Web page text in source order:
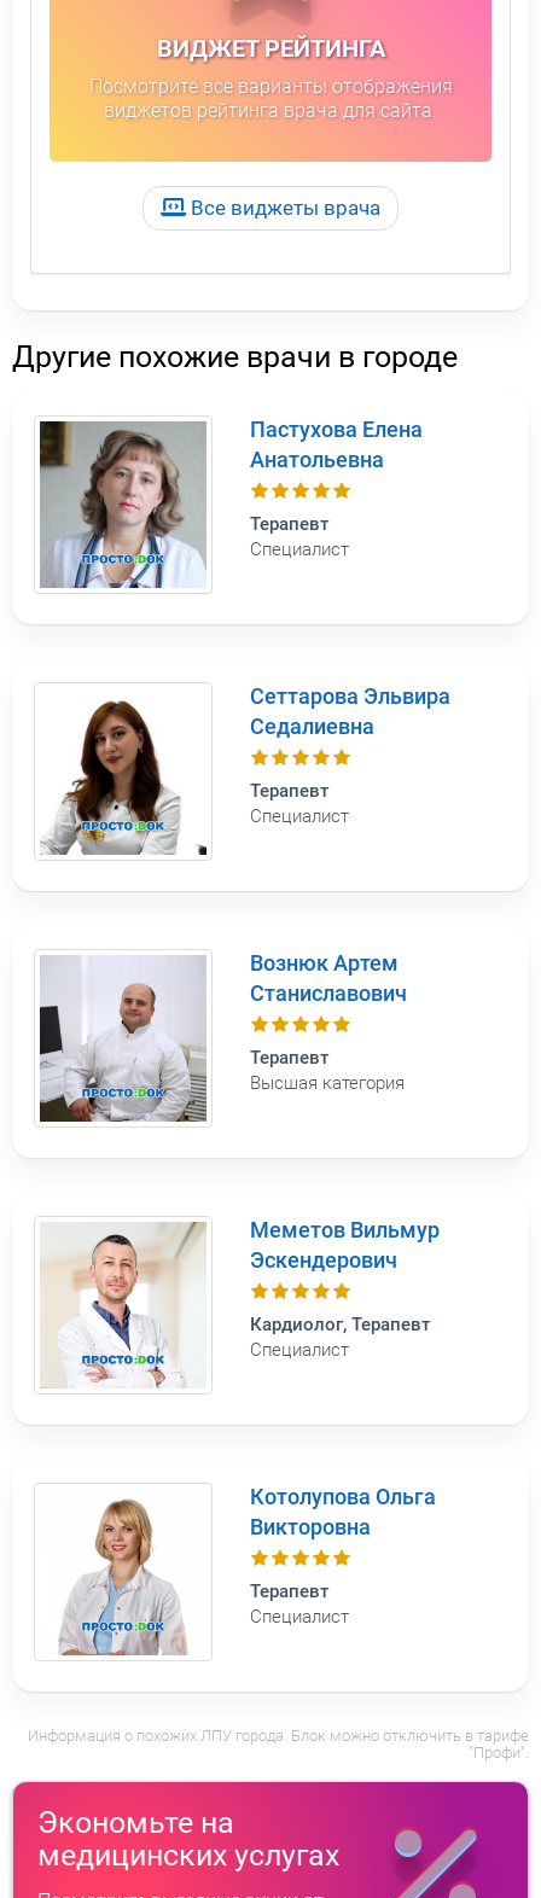
ВИДЖЕТ РЕЙТИНГА
Посмотрите все варианты отображения
виджетов рейтинга врача для сайта.
Все виджеты врача
Другие похожие врачи в городе
Пастухова Елена
Анатольевна
Терапевт
Специалист
Сеттарова Эльвира
Седалиевна
Терапевт
Специалист
Вознюк Артем
Станиславович
Терапевт
Высшая категория
Меметов Вильмур
Эскендерович
Кардиолог, Терапевт
Специалист
Котолупова Ольга
Викторовна
Терапевт
Специалист
Информация о похожих ЛПУ города. Блок можно отключить в тарифе
"Профи".
Экономьте на
медицинских услугах